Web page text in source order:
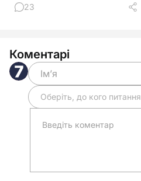
23
Коментарі
Оберіть, до кого питання